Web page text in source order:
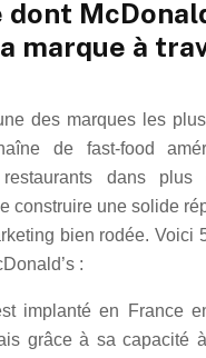
marque à
des marques les
de fast-food
dans plus
construire une solide
bien rodée. Voici
:
implanté en France
grâce à sa capacité